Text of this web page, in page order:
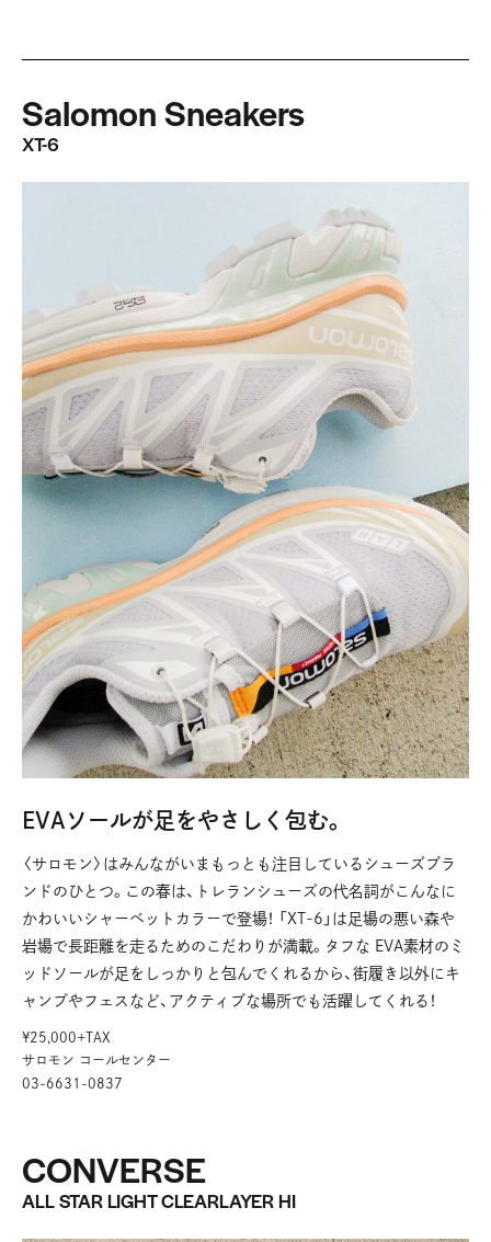
Salomon Sneakers
XT-6
EVAソールが足をやさしく包む。
〈サロモン〉はみんながいまもっとも注目しているシューズブラ
ンドのひとつ。この春は、トレランシューズの代名詞がこんなに
かわいいシャーベットカラーで登場！ 「XT-6」は足場の悪い森や
岩場で長距離を走るためのこだわりが満載。タフな EVA素材のミ
ッドソールが足をしっかりと包んでくれるから、街履き以外にキ
ャンプやフェスなど、アクティブな場所でも活躍してくれる！
¥25,000+TAX
サロモン コールセンター
03-6631-0837
CONVERSE
ALL STAR LIGHT CLEARLAYER HI